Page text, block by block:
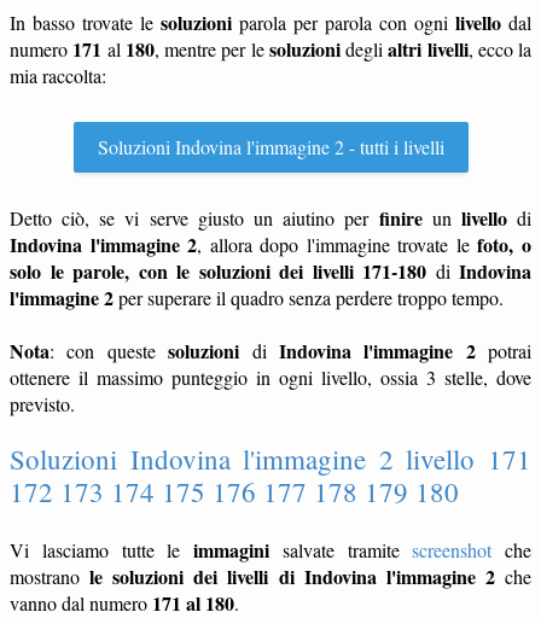
In basso trovate le soluzioni parola per parola con ogni livello dal
numero 171 al 180, mentre per lesoluzionideglialtri livelli, ecco la
mia raccolta:
Soluzioni Indovina l'immagine 2 - tutti i livelli
Detto ciò, se vi serve giusto un aiutino per finireun livellodi
Indovina l'immagine 2, allora dopo l'immagine trovate lefoto, o
solo le parole, con le soluzioni dei livelli 171-180 di Indovina
l'immagine 2per superare il quadro senza perdere troppo tempo.
Nota: con questesoluzioni di Indovina l'immagine 2potrai
ottenere il massimo punteggio in ogni livello, ossia 3 stelle, dove
previsto.
Soluzioni Indovina l'immagine 2 livello 171
172 173 174 175 176 177 178 179 180
Vi lasciamo tutte le immagini salvate tramitescreenshot che
mostranole soluzioni dei livelli di Indovina l'immagine 2che
vanno dal numero 171 al 180.